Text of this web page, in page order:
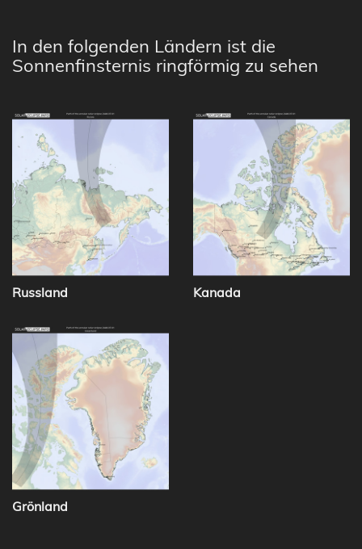
In den folgenden Ländern ist die
Sonnenfinsternis ringförmig zu sehen
Russland Kanada
Grönland